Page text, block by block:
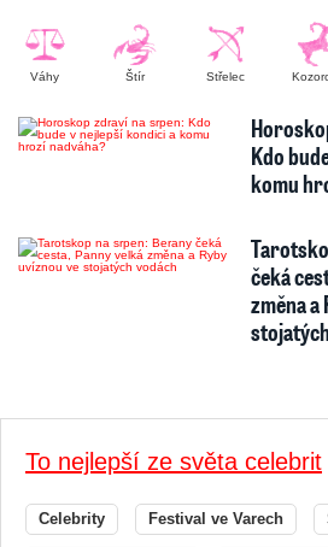
Váhy Štír Střelec
Kdo
komu
čeká
změna a
To nejlepší ze světa celebrit
Celebrity Festival ve Varech